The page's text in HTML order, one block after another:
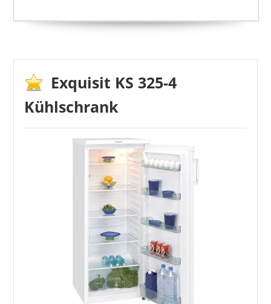
419,95 €349,95 €*
EXQUISIT
Zweitkühlschrank
höhenverstellbaren Glasablagen
Abtauautomatik und No Frost
2.4Spezielle Designs – Retro
Kühlschränke von Exquisit
2.5Gute Energieklassen –
Kühlschränke bis A+++
Exquisit Kühlschrank Vergleich –
verschiedene Komfortklassen
3.1Weitere Geräte von Exquisit –
auch Tisch- und
Weinkühlschränke
Kundenbewertungen – günstiger
Preis und Grundfunktionen
Das Unternehmen Exquisit – seit
1989 bekannt
FAQ – häufig gestellte Fragen
Stiftung Warentest & Ökotest 2026
Exquisit KS 325-4
Kühlschrank